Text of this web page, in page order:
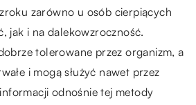
zarówno u osób cierpiących
jak i na dalekowzroczność.
tolerowane przez organizm, a
i mogą służyć nawet przez
odnośnie tej metody